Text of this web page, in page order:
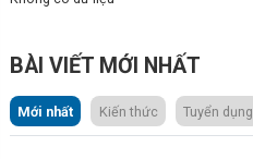
BÀI VIẾT MỚI NHẤT
Mới nhất Kiến thức Tuyển dụng